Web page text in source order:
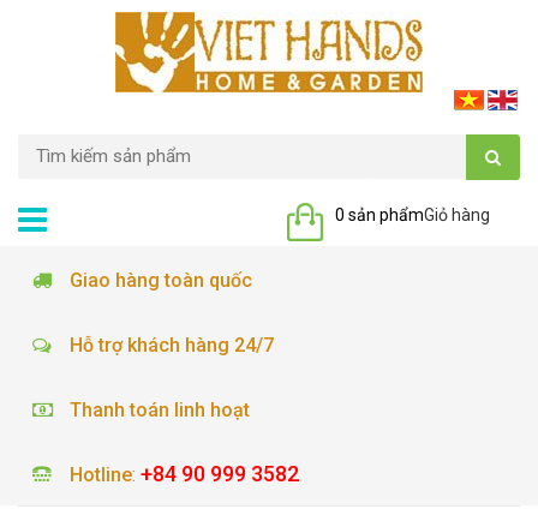
Giỏ hàng
0 sản phẩm
Giao hàng toàn quốc
Hỗ trợ khách hàng 24/7
Thanh toán linh hoạt
Hotline: +84 90 999 3582